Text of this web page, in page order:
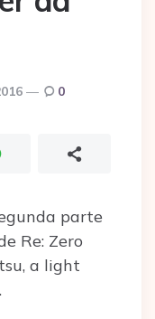
0
parte
Re: Zero
a light